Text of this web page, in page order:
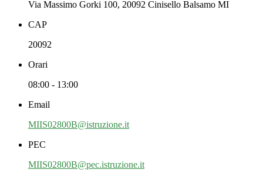
Via Massimo Gorki 100, 20092 Cinisello Balsamo MI
CAP
20092
Orari
08:00 - 13:00
Email
MIIS02800B@istruzione.it
PEC
MIIS02800B@pec.istruzione.it